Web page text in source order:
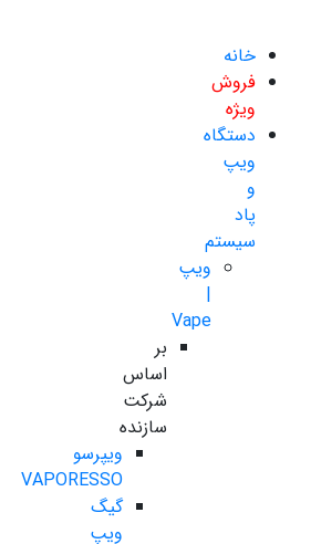
خانه
فروش
ویژه
دستگاه
ویپ
و
پاد
سیستم
ویپ
|
Vape
بر
اساس
شرکت
سازنده
ویپرسو
VAPORESSO
گیگ
ویپ